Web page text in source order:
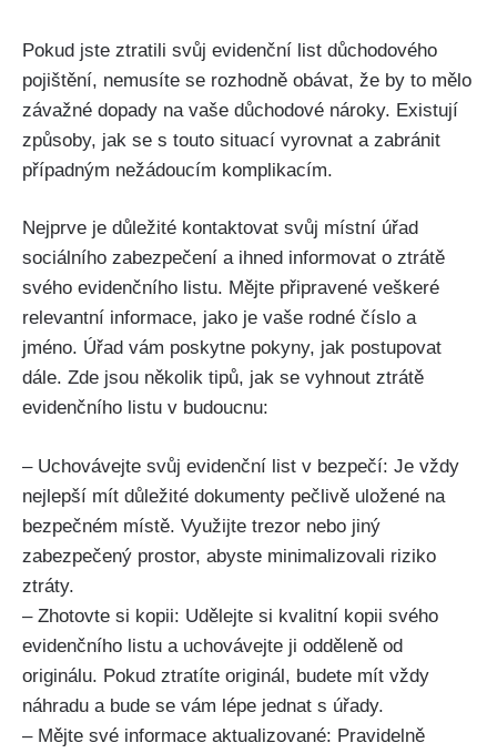
Pokud jste ztratili svůj evidenční list důchodového
pojištění, nemusíte se rozhodně obávat, že by to mělo
závažné dopady na vaše důchodové nároky. Existují
způsoby, jak se s touto situací vyrovnat a zabránit
případným nežádoucím komplikacím.
Nejprve je důležité kontaktovat svůj místní úřad
sociálního zabezpečení a ihned informovat o ztrátě
svého evidenčního listu. Mějte připravené veškeré
relevantní informace, jako je vaše rodné číslo a
jméno. Úřad vám poskytne pokyny, jak postupovat
dále. Zde jsou několik tipů, jak se vyhnout ztrátě
evidenčního listu v budoucnu:
– Uchovávejte svůj evidenční list v bezpečí: Je vždy
nejlepší mít důležité dokumenty pečlivě uložené na
bezpečném místě. Využijte trezor nebo jiný
zabezpečený prostor, abyste minimalizovali riziko
ztráty.
– Zhotovte si kopii: Udělejte si kvalitní kopii svého
evidenčního listu a uchovávejte ji odděleně od
originálu. Pokud ztratíte originál, budete mít vždy
náhradu a bude se vám lépe jednat s úřady.
– Mějte své informace aktualizované: Pravidelně